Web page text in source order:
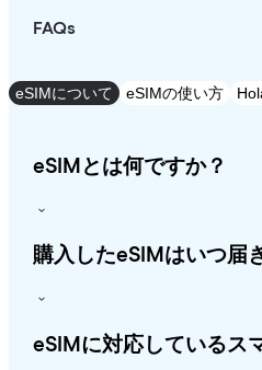
FAQs
eSIMについて eSIMの使い方
eSIMとは何ですか？
購入したeSIMはいつ届
eSIMに対応しているス